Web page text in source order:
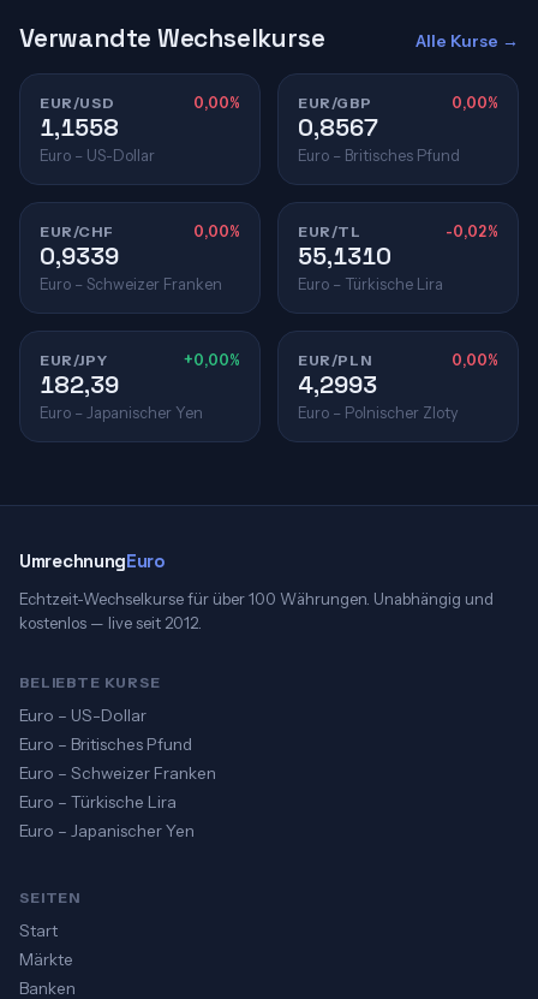
Verwandte Wechselkurse Alle Kurse →
EUR/USD 0,00%
1,1558
Euro – US-Dollar
EUR/GBP 0,00%
0,8567
Euro – Britisches Pfund
EUR/CHF 0,00%
0,9339
Euro – Schweizer Franken
EUR/TL -0,02%
55,1310
Euro – Türkische Lira
EUR/JPY +0,00%
182,39
Euro – Japanischer Yen
EUR/PLN 0,00%
4,2993
Euro – Polnischer Zloty
UmrechnungEuro
Echtzeit-Wechselkurse für über 100 Währungen. Unabhängig und
kostenlos — live seit 2012.
BELIEBTE KURSE
Euro – US-Dollar
Euro – Britisches Pfund
Euro – Schweizer Franken
Euro – Türkische Lira
Euro – Japanischer Yen
SEITEN
Start
Märkte
Banken